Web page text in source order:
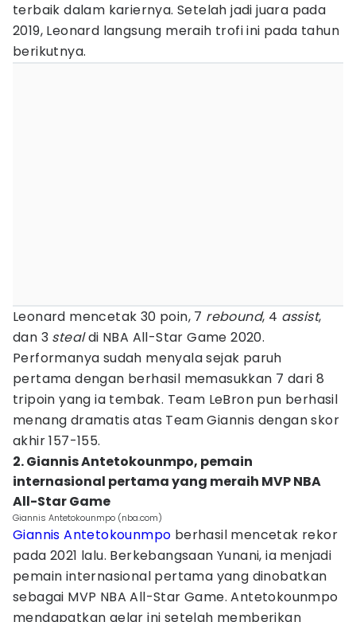
terbaik dalam kariernya. Setelah jadi juara pada
2019, Leonard langsung meraih trofi ini pada tahun
berikutnya.
Leonard mencetak 30 poin, 7 rebound, 4 assist,
dan 3 stealdi NBA All-Star Game 2020.
Performanya sudah menyala sejak paruh
pertama dengan berhasil memasukkan 7 dari 8
tripoin yang ia tembak. Team LeBron pun berhasil
menang dramatis atas Team Giannis dengan skor
akhir 157-155.
2. Giannis Antetokounmpo, pemain
internasional pertama yang meraih MVP NBA
All-Star Game
Giannis Antetokounmpo (nba.com)
Giannis Antetokounmpo berhasil mencetak rekor
pada 2021 lalu. Berkebangsaan Yunani, ia menjadi
pemain internasional pertama yang dinobatkan
sebagai MVP NBA All-Star Game. Antetokounmpo
mendapatkan gelar ini setelah memberikan